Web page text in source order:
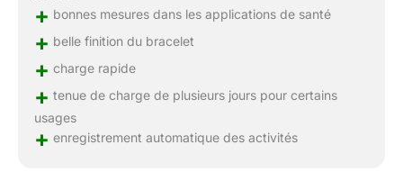
+ bonnes mesures dans les applications de santé
+ belle finition du bracelet
+ charge rapide
+ tenue de charge de plusieurs jours pour certains
usages
+ enregistrement automatique des activités